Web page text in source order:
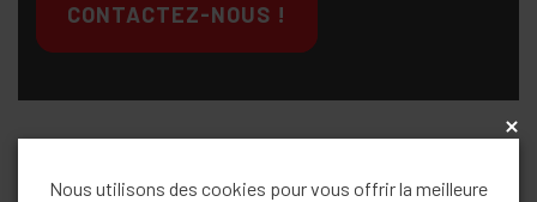
CONTACTEZ-NOUS !
x
Nous utilisons des cookies pour vous offrir la meilleure